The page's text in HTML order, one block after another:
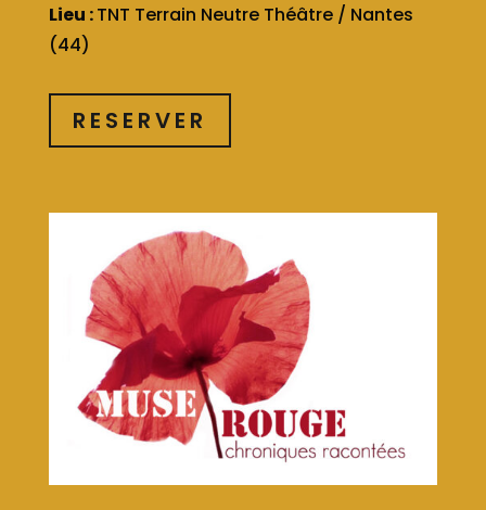
Lieu :TNT Terrain Neutre Théâtre / Nantes
(44)
RESERVER